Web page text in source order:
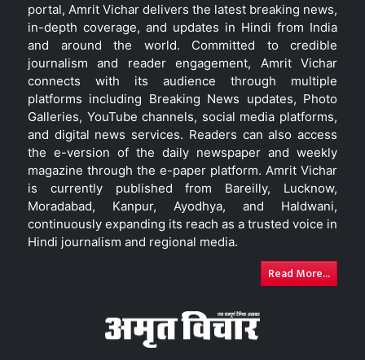
portal, Amrit Vichar delivers the latest breaking news,
in-depth coverage, and updates in Hindi from India
and around the world. Committed to credible
journalism and reader engagement, Amrit Vichar
connects with its audience through multiple
platforms including Breaking News updates, Photo
Galleries, YouTube channels, social media platforms,
and digital news services. Readers can also access
the e-version of the daily newspaper and weekly
magazine through the e-paper platform. Amrit Vichar
is currently published from Bareilly, Lucknow,
Moradabad, Kanpur, Ayodhya, and Haldwani,
continuously expanding its reach as a trusted voice in
Hindi journalism and regional media.
Read More...